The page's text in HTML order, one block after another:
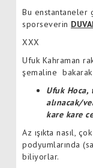
Bu
sporseverin
XXX
Ufuk Kahraman
şemaline bakarak
Ufuk Hoca,
alınacak/
kare kare
Az ışıkta nasıl,
podyumlarında
biliyorlar.